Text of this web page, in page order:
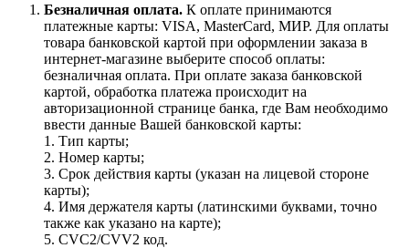
Безналичная оплата. К оплате принимаются
платежные карты: VISA, MasterCard, МИР. Для оплаты
товара банковской картой при оформлении заказа в
интернет-магазине выберите способ оплаты:
безналичная оплата. При оплате заказа банковской
картой, обработка платежа происходит на
авторизационной странице банка, где Вам необходимо
ввести данные Вашей банковской карты:
1. Тип карты;
2. Номер карты;
3. Срок действия карты (указан на лицевой стороне
карты);
4. Имя держателя карты (латинскими буквами, точно
также как указано на карте);
5. CVC2/CVV2 код.